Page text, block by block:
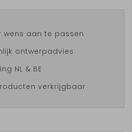
wens aan te passen
ontwerpadvies
NL & BE
verkrijgbaar